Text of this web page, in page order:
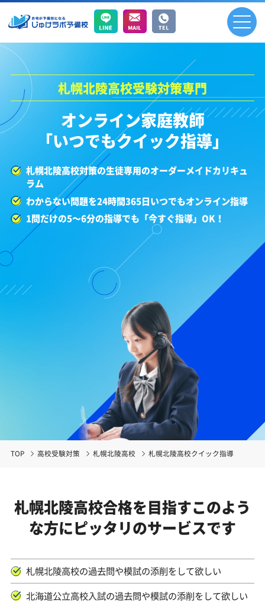
札幌北陵高校受験対策専門
オンライン家庭教師
「いつでもクイック指導」
札幌北陵高校対策の生徒専用のオーダーメイドカリキュ
ラム
わからない問題を24時間365日いつでもオンライン指導
1問だけの5～6分の指導でも「今すぐ指導」OK！
TOP 高校受験対策 札幌北陵高校 札幌北陵高校クイック指導
札幌北陵高校合格を目指すこのよう
な方にピッタリのサービスです
札幌北陵高校の過去問や模試の添削をして欲しい
北海道公立高校入試の過去問や模試の添削をして欲しい